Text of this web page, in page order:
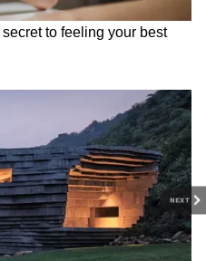
NEXT
আগে ট্রেজারি
এমনকি বিরোধী
অমিত শাহ,
এবং অন্যান্য শাসক
সকাল ১০.৫৭ মিনিটে
প্রত্যাশার নিয়ে
অর্থাৎ ১০.৫৯ মিনিটে,